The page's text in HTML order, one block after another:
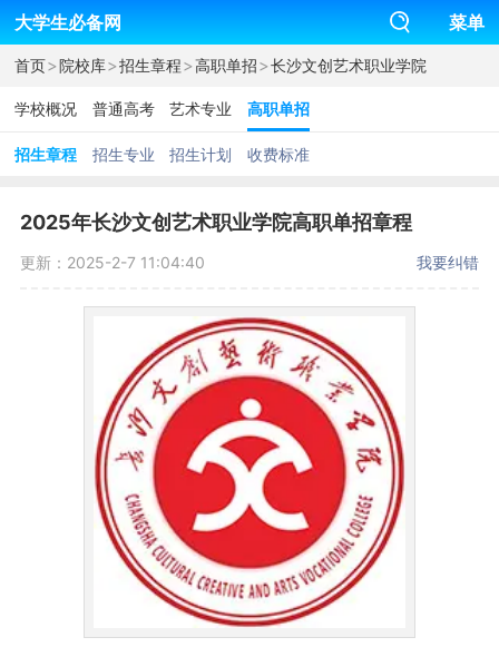
大学生必备网 菜单
首页>院校库>招生章程>高职单招>长沙文创艺术职业学院
学校概况 普通高考 艺术专业 高职单招
招生章程 招生专业 招生计划 收费标准
2025年长沙文创艺术职业学院高职单招章程
更新：2025-2-7 11:04:40 我要纠错